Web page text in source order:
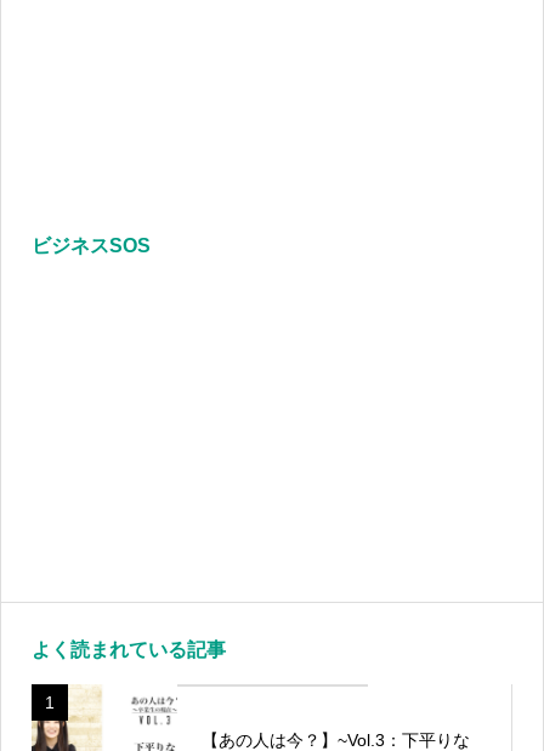
ビジネスSOS
よく読まれている記事
1
【あの人は今？】~Vol.3：下平りな